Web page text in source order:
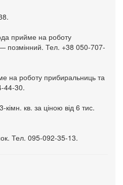
прийме на роботу
позмінний. Тел. +38 050-707-
на роботу прибиральниць та
44-30.
кв. за ціною від 6 тис.
Тел. 095-092-35-13.